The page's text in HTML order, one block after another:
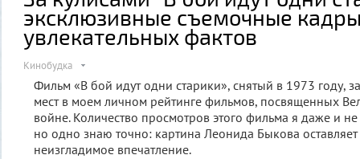
эксклюзивные съемочные
увлекательных фактов
Кинобудка
Фильм «В бой идут одни старики», снятый в 1973 году,
мест в моем личном рейтинге фильмов, посвященных
войне. Количество просмотров этого фильма я даже и
но одно знаю точно: картина Леонида Быкова оставляет
неизгладимое впечатление.